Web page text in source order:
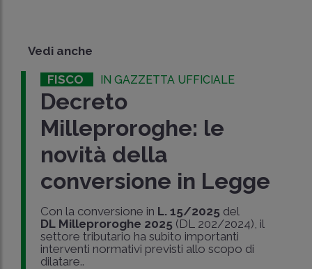
Vedi anche
FISCO IN GAZZETTA UFFICIALE
Decreto
Milleproroghe: le
novità della
conversione in Legge
Con la conversione in L. 15/2025 del
DL Milleproroghe 2025 (DL 202/2024), il
settore tributario ha subìto importanti
interventi normativi previsti allo scopo di
dilatare..